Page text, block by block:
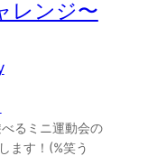
レンジ〜
るミニ運動会の
ます！(%笑う